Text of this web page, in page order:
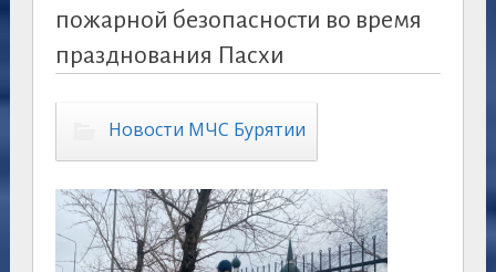
пожарной безопасности во время
празднования Пасхи
Новости МЧС Бурятии